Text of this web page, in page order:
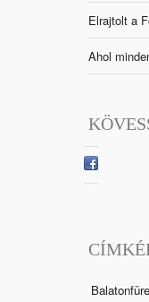
Elrajtolt a
Ahol